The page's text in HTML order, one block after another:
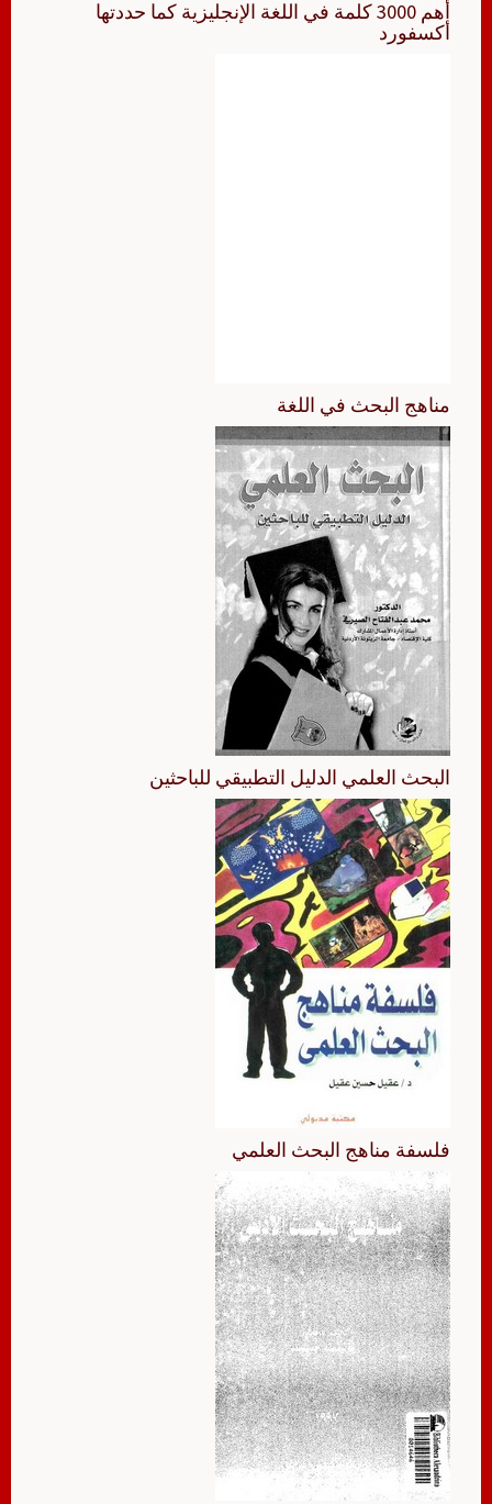
أهم 3000 كلمة في اللغة الإنجليزية كما حددتها
أكسفورد
مناهج البحث في اللغة
البحث العلمي الدليل التطبيقي للباحثين
فلسفة مناهج البحث العلمي